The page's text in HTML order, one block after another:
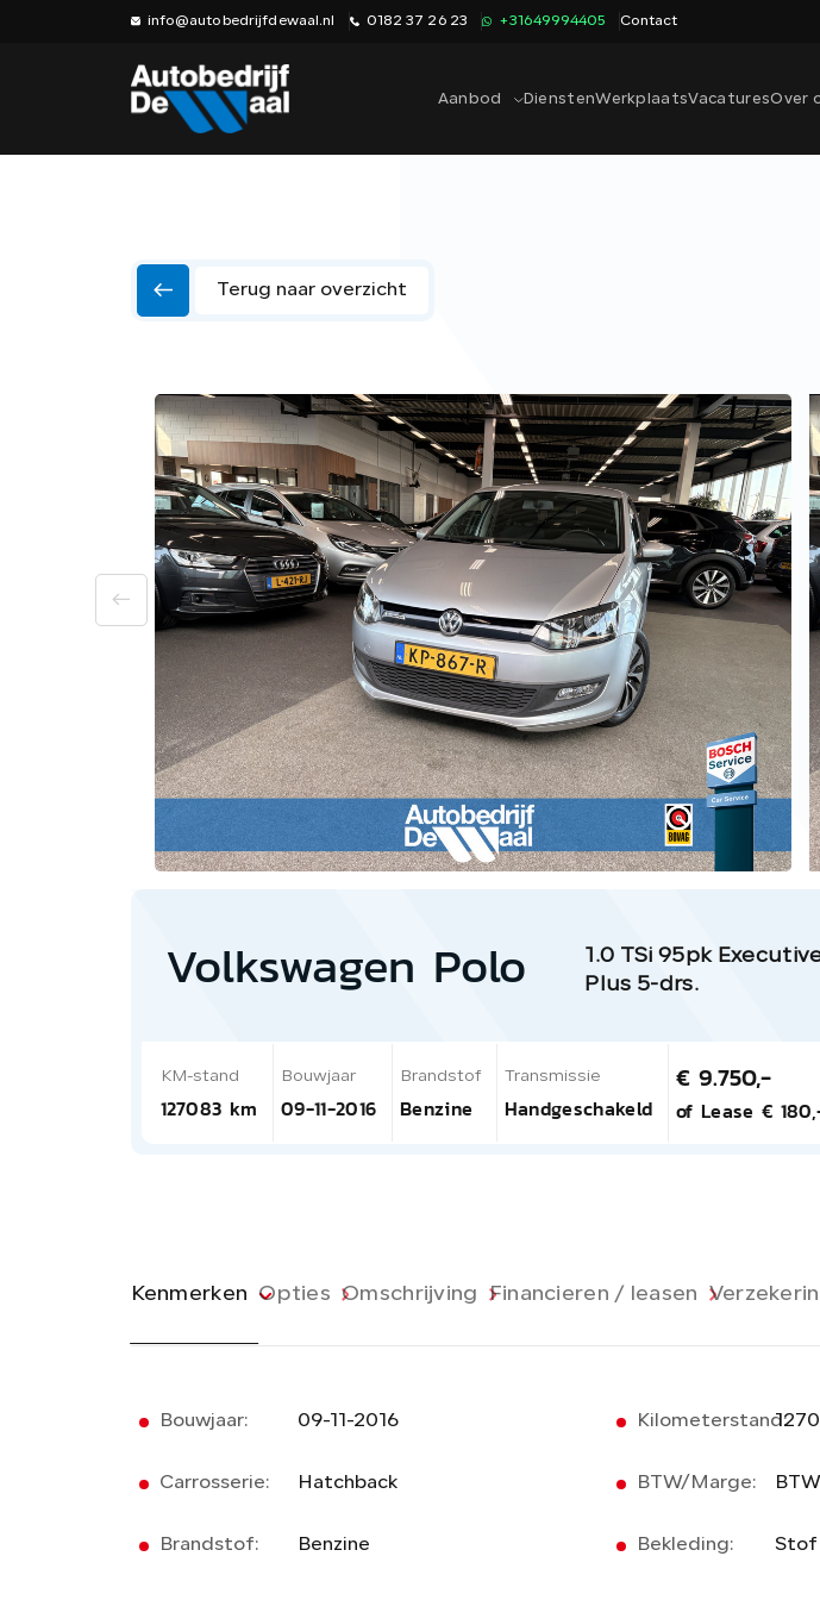
info@autobedrijfdewaal.nl 0182 37 26 23 +31649994405 Contact
Aanbod DienstenWerkplaatsVacaturesOver
Terug naar overzicht
Volkswagen Polo
1.0 TSi 95pk
Plus 5-drs.
KM-stand
127083 km
Bouwjaar
09-11-2016
Brandstof
Benzine
Transmissie
Handgeschakeld
€ 9.750,-
of Lease €
Kenmerken Opties Omschrijving Financieren / leasen
Bouwjaar: 09-11-2016 Kilometerstand:
Carrosserie: Hatchback BTW/Marge: BTW
Brandstof: Benzine Bekleding: Stof